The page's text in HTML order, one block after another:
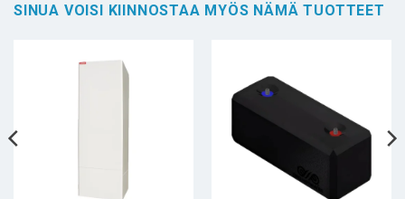
SINUA VOISI KIINNOSTAA MYÖS NÄMÄ TUOTTEET